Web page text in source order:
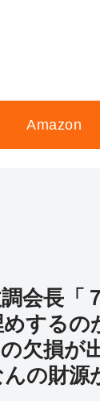
Amazon
会長「
する
欠損が
の財源